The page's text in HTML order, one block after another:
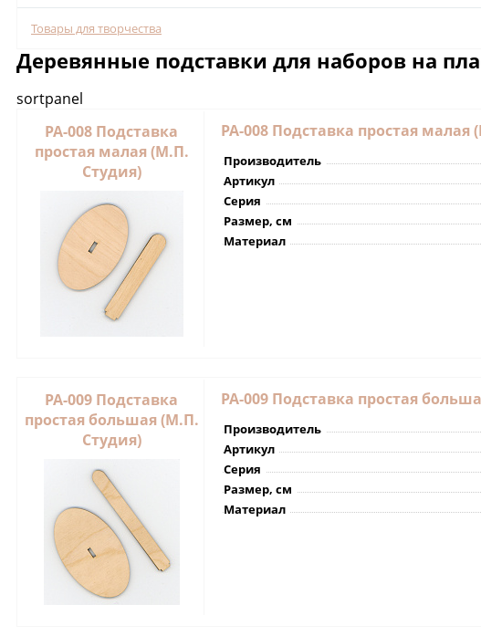
Товары для творчества
Деревянные подставки для наборов на
sortpanel
РА-008 Подставка
простая малая (М.П.
Студия)
РА-008 Подставка простая малая
Производитель
Артикул
Серия
Размер, см
Материал
РА-009 Подставка
простая большая (М.П.
Студия)
РА-009 Подставка простая
Производитель
Артикул
Серия
Размер, см
Материал